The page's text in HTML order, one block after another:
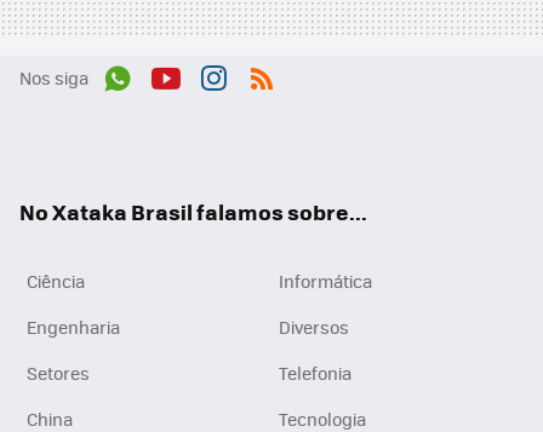
Nos siga
No Xataka Brasil falamos sobre...
Ciência
Informática
Engenharia
Diversos
Setores
Telefonia
China
Tecnologia